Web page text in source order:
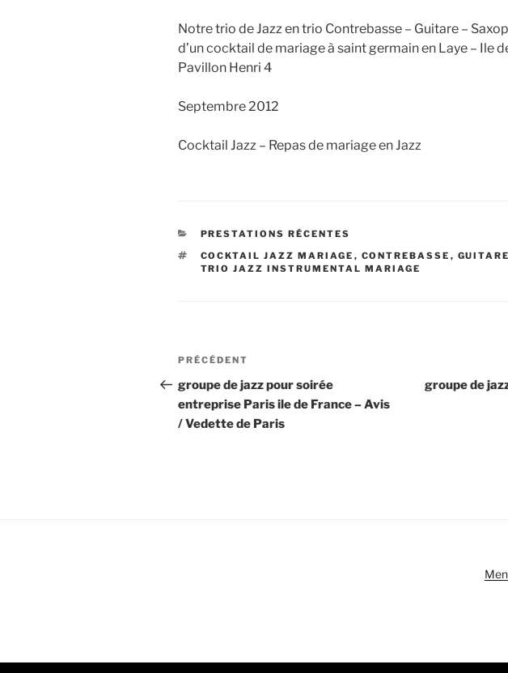
Notre trio de Jazz en trio Contrebasse – Guitare –
d’un cocktail de mariage à saint germain en Laye – Ile
Pavillon Henri 4
Septembre 2012
Cocktail Jazz – Repas de mariage en Jazz
CATÉGORIES
PRESTATIONS RÉCENTES
ÉTIQUETTES
COCKTAIL JAZZ MARIAGE , CONTREBASSE , GUITARE
TRIO JAZZ INSTRUMENTAL MARIAGE
Navigation
de
l’article
Article
précédent
PRÉCÉDENT
groupe de jazz pour soirée
entreprise Paris ile de France – Avis
/ Vedette de Paris
groupe de